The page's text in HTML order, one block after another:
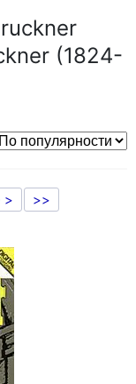
(1824-
> >>